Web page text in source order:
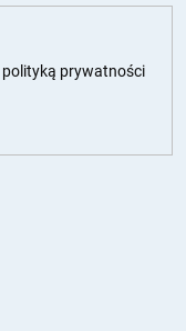
polityką prywatności